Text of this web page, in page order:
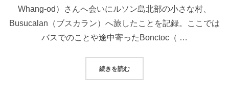
Whang-od）さんへ会いにルソン島北部の小さな村、
Busucalan（ブスカラン）へ旅したことを記録。ここでは
バスでのことや途中寄ったBonctoc（ …
続きを読む“BUSCALANへの旅 BONTOC